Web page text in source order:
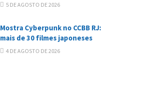
5 DE AGOSTO DE 2026
Mostra Cyberpunk no CCBB RJ:
mais de 30 filmes japoneses
4 DE AGOSTO DE 2026